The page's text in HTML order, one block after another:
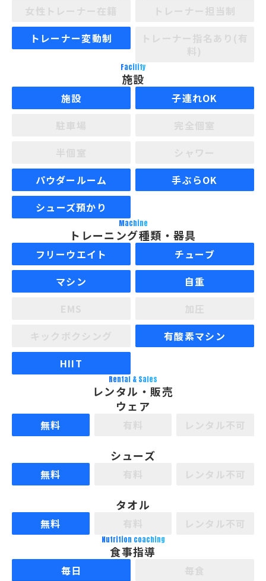
トレーナー変動制
Facility
施設
施設
子連れOK
パウダールーム
手ぶらOK
シューズ預かり
Machine
トレーニング種類・器具
フリーウエイト
チューブ
マシン
自重
有酸素マシン
HIIT
Rental & Sales
レンタル・販売
ウェア
無料
シューズ
無料
タオル
無料
Nutrition coaching
食事指導
毎日